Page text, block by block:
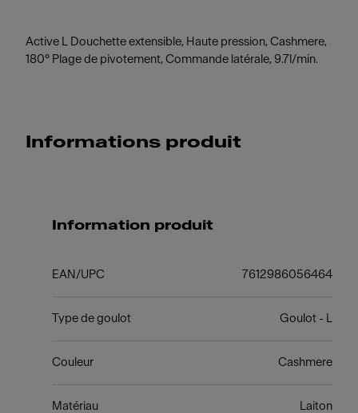
Active L Douchette extensible, Haute pression, Cashmere,
180° Plage de pivotement, Commande latérale, 9.7l/min.
Informations produit
Information produit
EAN/UPC 7612986056464
Type de goulot Goulot - L
Couleur Cashmere
Matériau Laiton